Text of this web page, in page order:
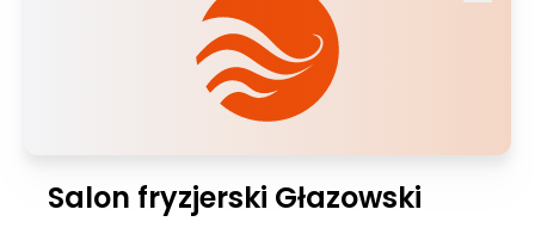
Salon fryzjerski Głazowski